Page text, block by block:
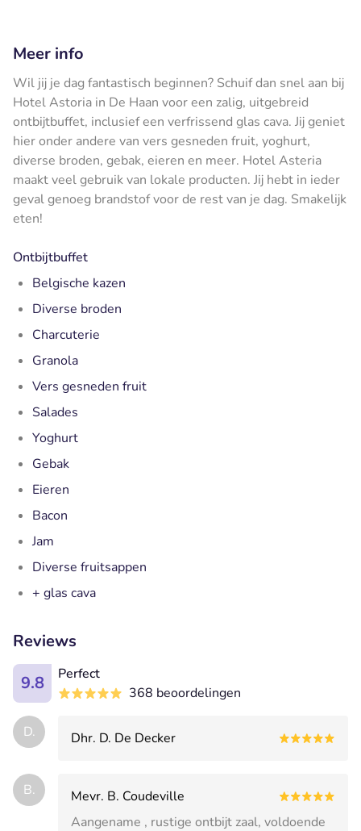
Meer info
Wil jij je dag fantastisch beginnen? Schuif dan snel aan bij
Hotel Astoria in De Haan voor een zalig, uitgebreid
ontbijtbuffet, inclusief een verfrissend glas cava. Jij geniet
hier onder andere van vers gesneden fruit, yoghurt,
diverse broden, gebak, eieren en meer. Hotel Asteria
maakt veel gebruik van lokale producten. Jij hebt in ieder
geval genoeg brandstof voor de rest van je dag. Smakelijk
eten!
Ontbijtbuffet
Belgische kazen
Diverse broden
Charcuterie
Granola
Vers gesneden fruit
Salades
Yoghurt
Gebak
Eieren
Bacon
Jam
Diverse fruitsappen
+ glas cava
Reviews
9.8
Perfect
368 beoordelingen
D. Dhr. D. De Decker
B.
Mevr. B. Coudeville
Aangename , rustige ontbijt zaal, voldoende